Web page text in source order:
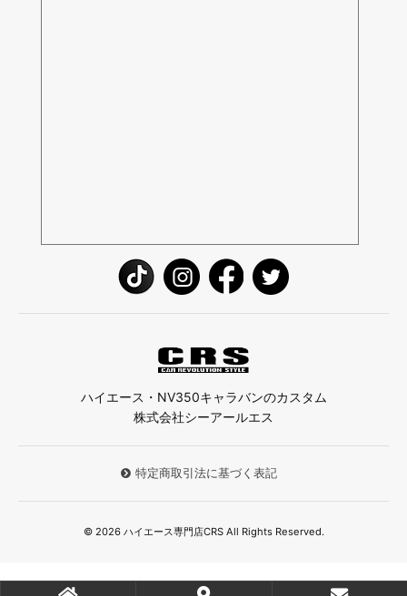
ハイエース・NV350キャラバンのカスタム
株式会社シーアールエス
特定商取引法に基づく表記
© 2026 ハイエース専門店CRS All Rights Reserved.